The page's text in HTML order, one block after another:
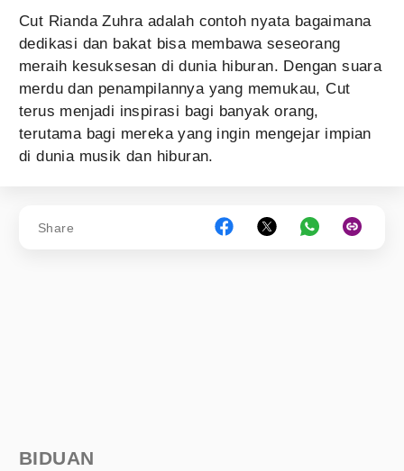
Cut Rianda Zuhra adalah contoh nyata bagaimana
dedikasi dan bakat bisa membawa seseorang
meraih kesuksesan di dunia hiburan. Dengan suara
merdu dan penampilannya yang memukau, Cut
terus menjadi inspirasi bagi banyak orang,
terutama bagi mereka yang ingin mengejar impian
di dunia musik dan hiburan.
Share
BIDUAN